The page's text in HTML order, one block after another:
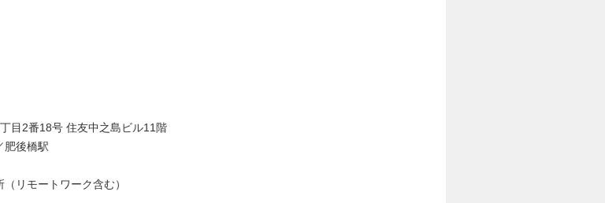
目2番18号 住友中之島ビル11階
肥後橋駅
リモートワーク含む）